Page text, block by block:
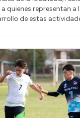
quienes representan a
de estas